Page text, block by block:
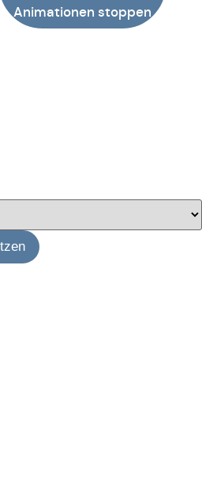
Animationen stoppen